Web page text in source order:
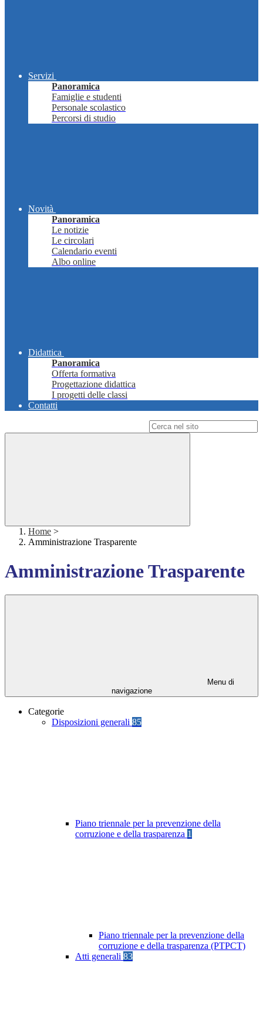
Servizi
Panoramica
Famiglie e studenti
Personale scolastico
Percorsi di studio
Novità
Panoramica
Le notizie
Le circolari
Calendario eventi
Albo online
Didattica
Panoramica
Offerta formativa
Progettazione didattica
I progetti delle classi
Contatti
Home >
Amministrazione Trasparente
Amministrazione Trasparente
Menu di
navigazione
Categorie
Disposizioni generali 85
Piano triennale per la prevenzione della
corruzione e della trasparenza 1
Piano triennale per la prevenzione della
corruzione e della trasparenza (PTPCT)
Atti generali 83